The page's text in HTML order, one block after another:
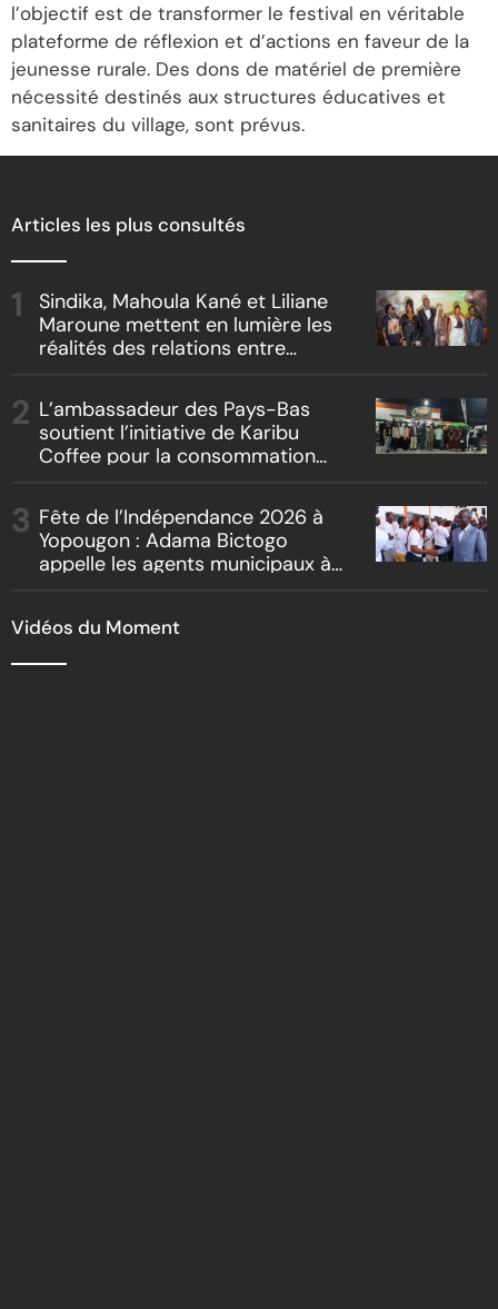
l’objectif est de transformer le festival en véritable
plateforme de réflexion et d’actions en faveur de la
jeunesse rurale. Des dons de matériel de première
nécessité destinés aux structures éducatives et
sanitaires du village, sont prévus.
Articles les plus consultés
Sindika, Mahoula Kané et Liliane
Maroune mettent en lumière les
réalités des relations entre
« Boss vs Boss »
L’ambassadeur des Pays-Bas
soutient l’initiative de Karibu
Coffee pour la consommation
reboisement
Fête de l’Indépendance 2026 à
Yopougon : Adama Bictogo
appelle les agents municipaux à
Vidéos du Moment